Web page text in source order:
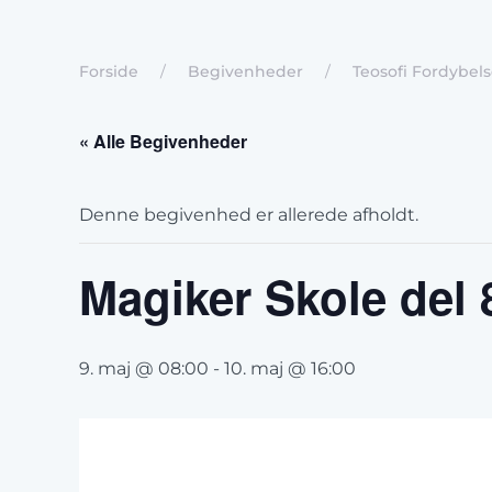
Forside Begivenheder Teosofi
« Alle Begivenheder
Denne begivenhed er allerede afholdt.
Magiker Skole del
9. maj @ 08:00 - 10. maj @ 16:00